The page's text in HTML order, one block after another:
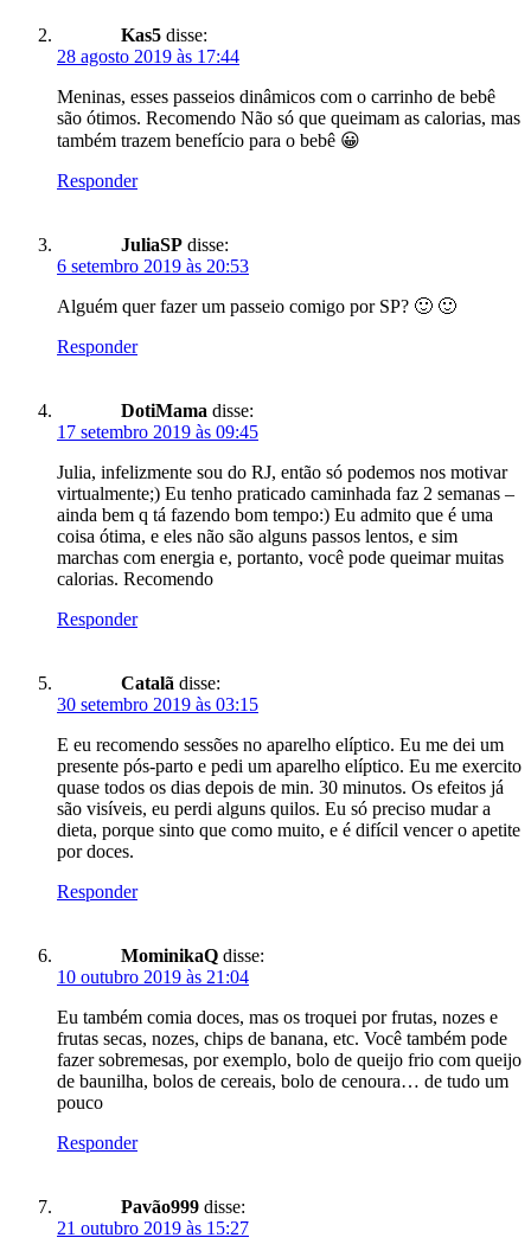
Kas5 disse:
28 agosto 2019 às 17:44
Meninas, esses passeios dinâmicos com o carrinho de bebê
são ótimos. Recomendo Não só que queimam as calorias, mas
também trazem benefício para o bebê 😀
Responder
JuliaSP disse:
6 setembro 2019 às 20:53
Alguém quer fazer um passeio comigo por SP? 🙂 🙂
Responder
DotiMama disse:
17 setembro 2019 às 09:45
Julia, infelizmente sou do RJ, então só podemos nos motivar
virtualmente;) Eu tenho praticado caminhada faz 2 semanas –
ainda bem q tá fazendo bom tempo:) Eu admito que é uma
coisa ótima, e eles não são alguns passos lentos, e sim
marchas com energia e, portanto, você pode queimar muitas
calorias. Recomendo
Responder
Catalã disse:
30 setembro 2019 às 03:15
E eu recomendo sessões no aparelho elíptico. Eu me dei um
presente pós-parto e pedi um aparelho elíptico. Eu me exercito
quase todos os dias depois de min. 30 minutos. Os efeitos já
são visíveis, eu perdi alguns quilos. Eu só preciso mudar a
dieta, porque sinto que como muito, e é difícil vencer o apetite
por doces.
Responder
MominikaQ disse:
10 outubro 2019 às 21:04
Eu também comia doces, mas os troquei por frutas, nozes e
frutas secas, nozes, chips de banana, etc. Você também pode
fazer sobremesas, por exemplo, bolo de queijo frio com queijo
de baunilha, bolos de cereais, bolo de cenoura… de tudo um
pouco
Responder
Pavão999 disse:
21 outubro 2019 às 15:27